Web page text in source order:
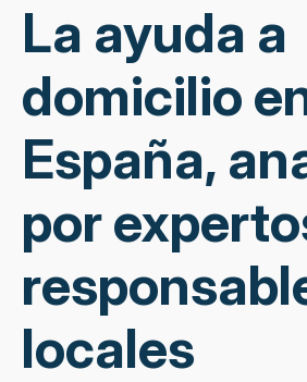
La ayuda a
domicilio
España,
por
locales